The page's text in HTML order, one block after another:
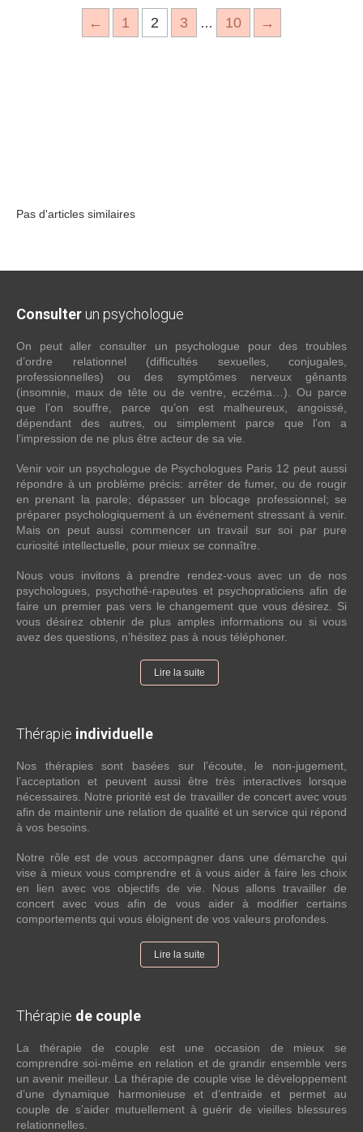
← 1 2 3 … 10 →
Pas d'articles similaires
Consulter un psychologue
On peut aller consulter un psychologue pour des troubles
d’ordre relationnel (difficultés sexuelles, conjugales,
professionnelles) ou des symptômes nerveux gênants
(insomnie, maux de tête ou de ventre, eczéma…). Ou parce
que l’on souffre, parce qu’on est malheureux, angoissé,
dépendant des autres, ou simplement parce que l’on a
l’impression de ne plus être acteur de sa vie.
Venir voir un psychologue de Psychologues Paris 12 peut aussi
répondre à un problème précis: arrêter de fumer, ou de rougir
en prenant la parole; dépasser un blocage professionnel; se
préparer psychologiquement à un événement stressant à venir.
Mais on peut aussi commencer un travail sur soi par pure
curiosité intellectuelle, pour mieux se connaître.
Nous vous invitons à prendre rendez-vous avec un de nos
psychologues, psychothé-rapeutes et psychopraticiens afin de
faire un premier pas vers le changement que vous désirez. Si
vous désirez obtenir de plus amples informations ou si vous
avez des questions, n’hésitez pas à nous téléphoner.
Lire la suite
Thérapie individuelle
Nos thérapies sont basées sur l’écoute, le non-jugement,
l’acceptation et peuvent aussi être très interactives lorsque
nécessaires. Notre priorité est de travailler de concert avec vous
afin de maintenir une relation de qualité et un service qui répond
à vos besoins.
Notre rôle est de vous accompagner dans une démarche qui
vise à mieux vous comprendre et à vous aider à faire les choix
en lien avec vos objectifs de vie. Nous allons travailler de
concert avec vous afin de vous aider à modifier certains
comportements qui vous éloignent de vos valeurs profondes.
Lire la suite
Thérapie de couple
La thérapie de couple est une occasion de mieux se
comprendre soi-même en relation et de grandir ensemble vers
un avenir meilleur. La thérapie de couple vise le développement
d’une dynamique harmonieuse et d’entraide et permet au
couple de s’aider mutuellement à guérir de vieilles blessures
relationnelles.